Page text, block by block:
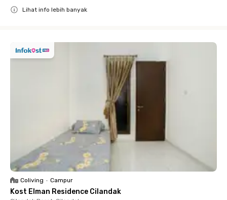
Lihat info lebih banyak
Coliving • Campur
Kost Elman Residence Cilandak